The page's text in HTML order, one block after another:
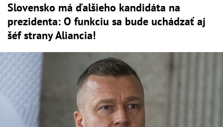
Slovensko má ďalšieho kandidáta na
prezidenta: O funkciu sa bude uchádzať aj
šéf strany Aliancia!